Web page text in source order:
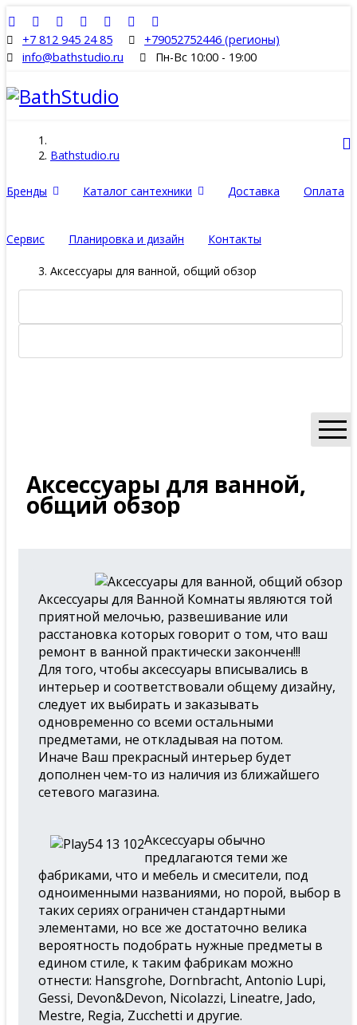
+7 812 945 24 85
+79052752446 (регионы)
info@bathstudio.ru
Пн-Вс 10:00 - 19:00
Бренды Каталог сантехники Доставка Оплата
Сервис Планировка и дизайн Контакты
Bathstudio.ru
Аксессуары для ванной, общий обзор
Аксессуары для ванной, какие бывают
Аксессуары для ванной,
общий обзор
Аксессуары для Ванной Комнаты являются той
приятной мелочью, развешивание или
расстановка которых говорит о том, что ваш
ремонт в ванной практически закончен!!!
Для того, чтобы аксессуары вписывались в
интерьер и соответствовали общему дизайну,
следует их выбирать и заказывать
одновременно со всеми остальными
предметами, не откладывая на потом.
Иначе Ваш прекрасный интерьер будет
дополнен чем-то из наличия из ближайшего
сетевого магазина.
Аксессуары обычно
предлагаются теми же
фабриками, что и мебель и смесители, под
одноименными названиями, но порой, выбор в
таких сериях ограничен стандартными
элементами, но все же достаточно велика
вероятность подобрать нужные предметы в
едином стиле, к таким фабрикам можно
отнести: Hansgrohe, Dornbracht, Antonio Lupi,
Gessi, Devon&Devon, Nicolazzi, Lineatre, Jado,
Mestre, Regia, Zucchetti и другие.